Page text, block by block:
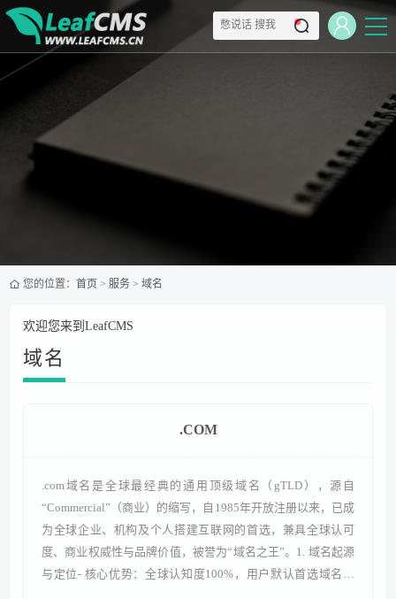
您的位置： 首页 > 服务 > 域名
欢迎您来到LeafCMS
域名
.COM
.com域名是全球最经典的通用顶级域名（gTLD），源自
“Commercial”（商业）的缩写，自1985年开放注册以来，已成
为全球企业、机构及个人搭建互联网的首选，兼具全球认可
度、商业权威性与品牌价值，被誉为“域名之王”。1. 域名起源
与定位- 核心优势：全球认知度100%，用户默认首选域名后